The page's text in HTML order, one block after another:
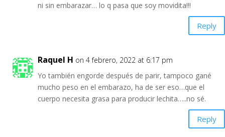
ni sin embarazar… lo q pasa que soy movidita!!!
Reply
Raquel H on 4 febrero, 2022 at 6:17 pm
Yo también engorde después de parir, tampoco gané
mucho peso en el embarazo, ha de ser eso…que el
cuerpo necesita grasa para producir lechita…..no sé.
Reply